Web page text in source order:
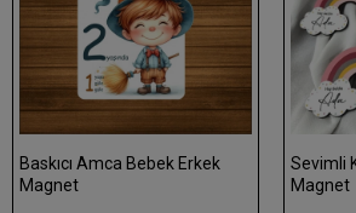
Baskıcı Amca Bebek Erkek
Magnet
Sevimli
Magnet